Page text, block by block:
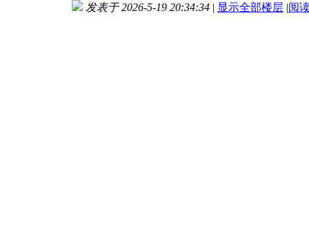
发表于 2026-5-19 20:34:34 | 显示全部楼层 |阅